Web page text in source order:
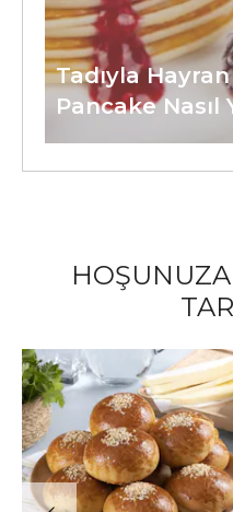
Tadıyla
Pancake Nasıl